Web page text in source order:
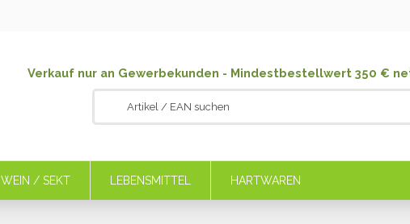
Verkauf nur an Gewerbekunden - Mindestbestellwert 350 €
WEIN / SEKT LEBENSMITTEL HARTWAREN